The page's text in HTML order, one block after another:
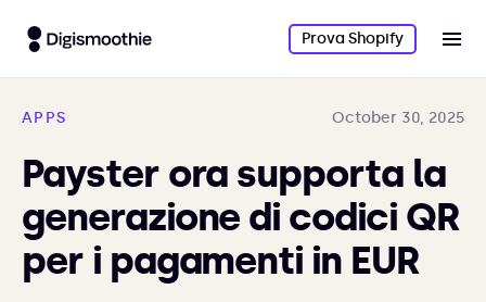
Prova Shopify
APPS October 30, 2025
Payster ora supporta la
generazione di codici QR
per i pagamenti in EUR